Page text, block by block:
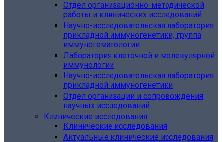
Отдел организационно-методической
работы и клинических исследований
Научно-исследовательская лаборатория
прикладной иммуногенетики, группа
иммуногематологии.
Лаборатория клеточной и молекулярной
иммунологии
Научно-исследовательская лаборатория
прикладной иммуногенетики
Отдел организации и сопровождения
научных исследований
Клинические исследования
Клинические исследования
Актуальные клинические исследования